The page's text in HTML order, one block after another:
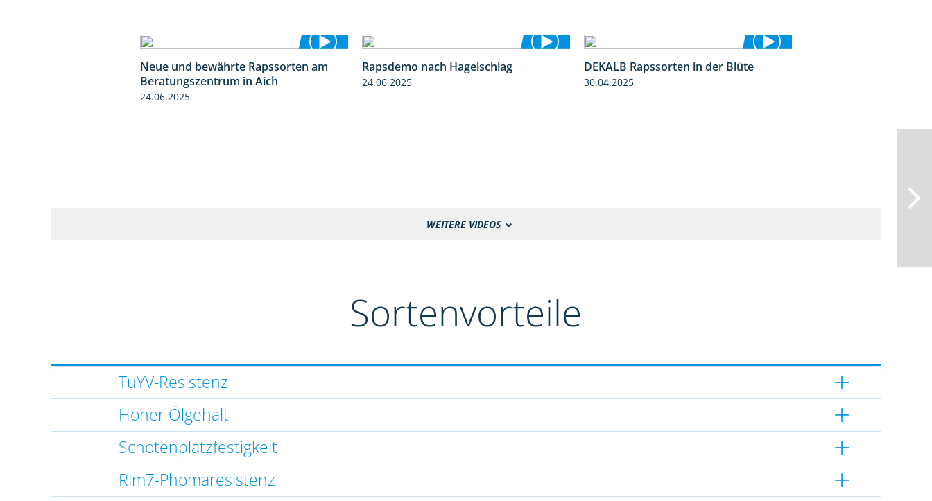
9:06
Neue und bewährte Rapssorten am
Beratungszentrum in Aich
24.06.2025
Rapsdemo nach Hagelschlag
24.06.2025
DEKALB Rapssorten in der Blüte
30.04.2025
WEITERE VIDEOS
Sortenvorteile
TuYV-Resistenz
Hoher Ölgehalt
Schotenplatzfestigkeit
Rlm7-Phomaresistenz